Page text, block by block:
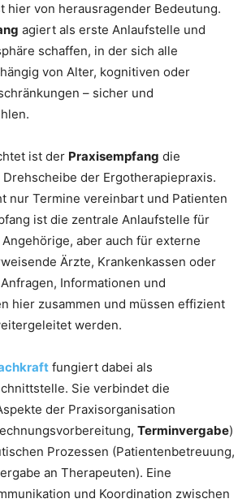
hier von herausragender Bedeutung.
agiert als erste Anlaufstelle und
schaffen, in der sich alle
von Alter, kognitiven oder
– sicher und
ist der Praxisempfang die
der Ergotherapiepraxis.
nur Termine vereinbart und Patienten
ist die zentrale Anlaufstelle für
aber auch für externe
Ärzte, Krankenkassen oder
Informationen und
hier zusammen und müssen effizient
werden.
fungiert dabei als
Sie verbindet die
der Praxisorganisation
Terminvergabe)
Prozessen (Patientenbetreuung,
an Therapeuten). Eine
und Koordination zwischen